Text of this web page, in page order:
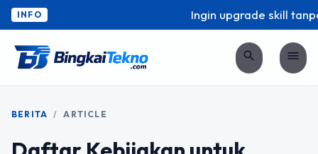
INFO Ingin upgrade skill
search menu
BERITA / ARTICLE